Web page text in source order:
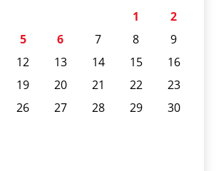
1
2
5 6 7 8
9
12 13 14 15
16
19 20 21 22
23
26 27 28 29
30